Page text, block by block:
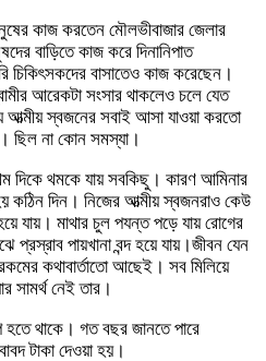
কাজ করতেন মৌলভীবাজার জেলার
বাড়িতে কাজ করে দিনানিপাত
চিকিৎসকদের বাসাতেও কাজ করেছেন।
আরেকটা সংসার থাকলেও চলে যেত
আত্মীয় স্বজনের সবাই আসা যাওয়া করতো
ছিল না কোন সমস্যা।
দিকে থমকে যায় সবকিছু। কারণ আমিনার
কঠিন দিন। নিজের আত্মীয় স্বজনরাও কেউ
যায়। মাথার চুল পযন্ত পড়ে যায় রোগের
প্রস্রাব পায়খানা বন্দ হয়ে যায়।জীবন যেন
কথাবার্তাতো আছেই। সব মিলিয়ে
নেই তার।
হতে থাকে। গত বছর জানতে পারে
টাকা দেওয়া হয়।